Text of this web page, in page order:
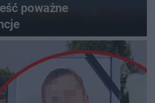
poważne